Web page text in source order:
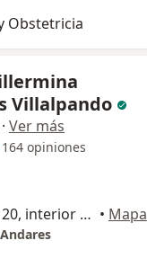
Obstetricia
Villalpando
· Ver más
164 opiniones
Av. Empresarios #150 (piso 20, interior 2005) Col. Puerta de Hierro, Guadalajara • Mapa